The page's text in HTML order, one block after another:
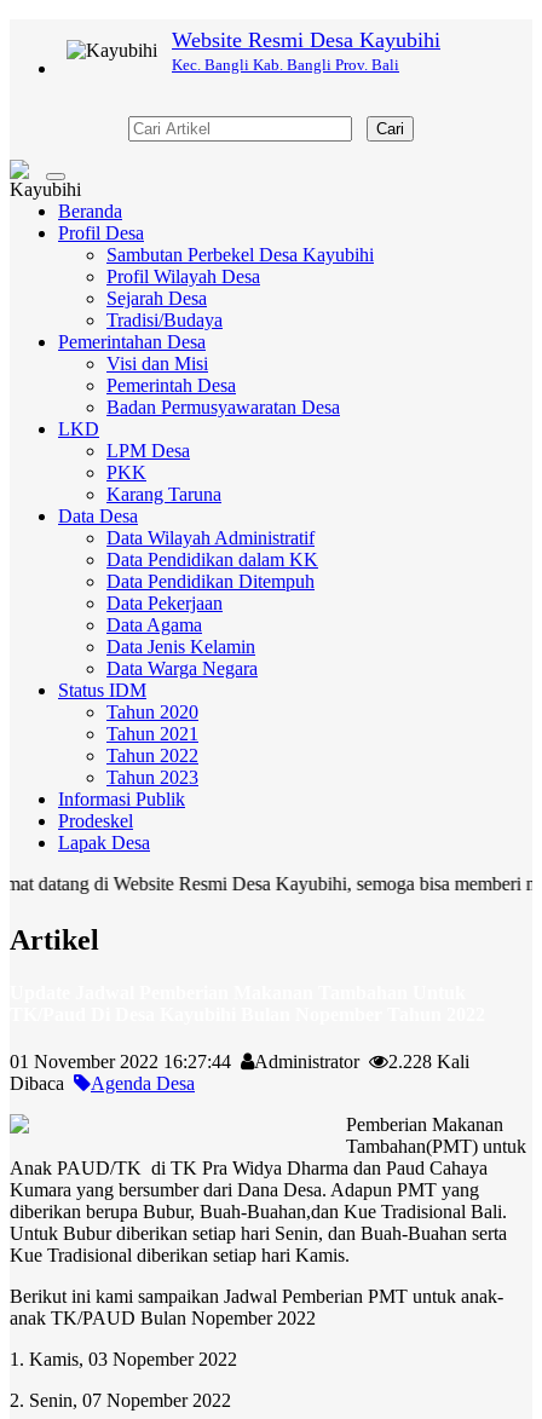
Website Resmi Desa Kayubihi
Kec. Bangli Kab. Bangli Prov. Bali
Cari
Toggle
navigation
Beranda
Profil Desa
Sambutan Perbekel Desa Kayubihi
Profil Wilayah Desa
Sejarah Desa
Tradisi/Budaya
Pemerintahan Desa
Visi dan Misi
Pemerintah Desa
Badan Permusyawaratan Desa
LKD
LPM Desa
PKK
Karang Taruna
Data Desa
Data Wilayah Administratif
Data Pendidikan dalam KK
Data Pendidikan Ditempuh
Data Pekerjaan
Data Agama
Data Jenis Kelamin
Data Warga Negara
Status IDM
Tahun 2020
Tahun 2021
Tahun 2022
Tahun 2023
Informasi Publik
Prodeskel
Lapak Desa
di Website Resmi Desa Kayubihi, semoga bisa memberi manfaat
Artikel
01 November 2022 16:27:44 Administrator
2.228 Kali
Dibaca
Agenda Desa
Pemberian Makanan
Tambahan(PMT) untuk
Anak PAUD/TK di TK Pra Widya Dharma dan Paud Cahaya
Kumara yang bersumber dari Dana Desa. Adapun PMT yang
diberikan berupa Bubur, Buah-Buahan,dan Kue Tradisional Bali.
Untuk Bubur diberikan setiap hari Senin, dan Buah-Buahan serta
Kue Tradisional diberikan setiap hari Kamis.
Berikut ini kami sampaikan Jadwal Pemberian PMT untuk anak-
anak TK/PAUD Bulan Nopember 2022
1. Kamis, 03 Nopember 2022
2. Senin, 07 Nopember 2022